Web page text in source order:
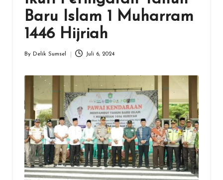
Baru Islam 1 Muharram
1446 Hijriah
By Delik Sumsel Juli 6, 2024